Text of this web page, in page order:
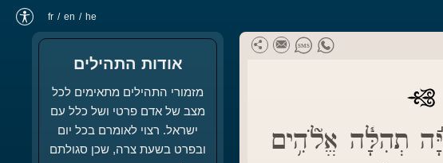
he
en
fr
תְהִלָּ֓ה אֱלֹ֘הִ֥ים
אודות התהילים
מזמורי התהילים מתאימים לכל
מצב של אדם פרטי ושל כלל עם
ישראל. רצוי לאומרם בכל יום
ובפרט בשעת צרה, שכן סגולתם